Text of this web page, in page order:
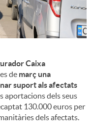
Caixa
de març una
suport als afectats
aportacions dels seus
130.000 euros per
dels afectats.